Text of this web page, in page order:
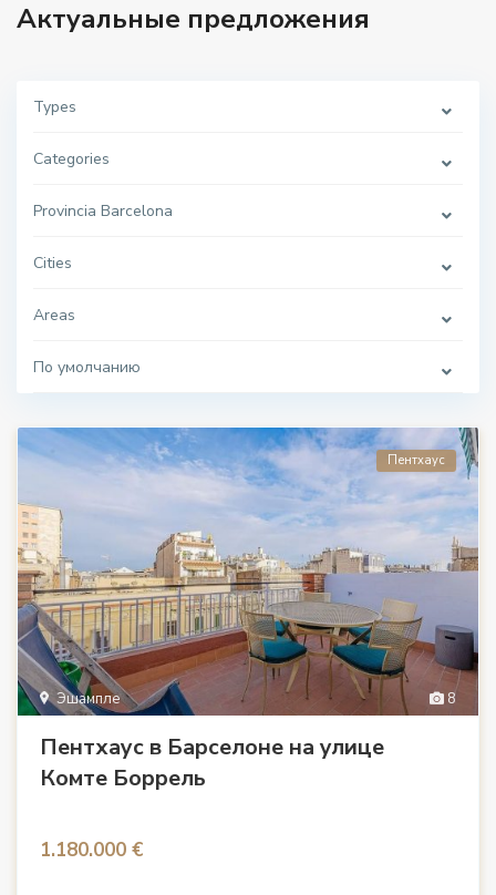
Актуальные предложения
Types
Categories
Provincia Barcelona
Cities
Areas
По умолчанию
8
Эшампле
Пентхаус
Пентхаус в Барселоне на улице
Комте Боррель
1.180.000 €